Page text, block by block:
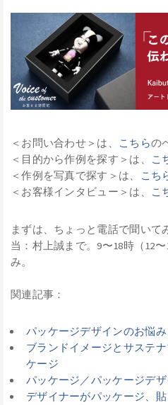
＜お問い合わせ＞は、 こちらの
＜目的から作例を探す＞は、
こ
＜作例を写真で探す＞は、
こち
＜お客様インタビュー＞は、
こ
まずは、ちょっと電話で聞いて
当：村上誠まで。9〜18時（12
み。
関連記事：
パッケージデザインのお悩
ブランドイメージとサステ
ケージ
パッケージ／パッケージデ
デザイナーがパッケージ、